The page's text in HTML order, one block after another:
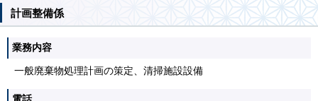
計画整備係
業務内容
一般廃棄物処理計画の策定、清掃施設設備
電話